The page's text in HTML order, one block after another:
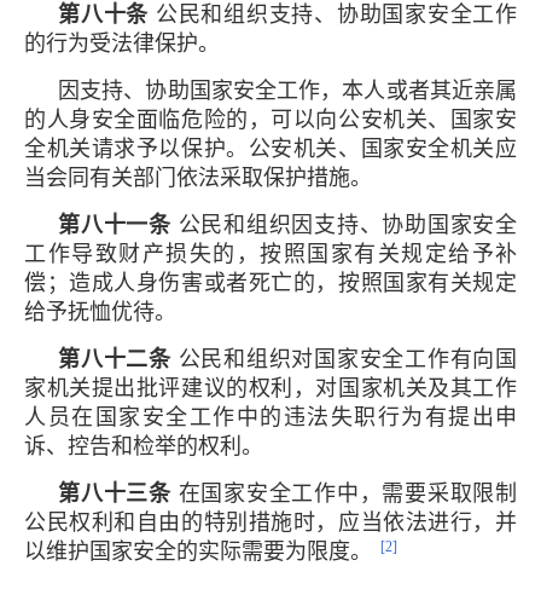
第八十条 公民和组织支持、协助国家安全工作
的行为受法律保护。
因支持、协助国家安全工作，本人或者其近亲属
的人身安全面临危险的，可以向公安机关、国家安
全机关请求予以保护。公安机关、国家安全机关应
当会同有关部门依法采取保护措施。
第八十一条 公民和组织因支持、协助国家安全
工作导致财产损失的，按照国家有关规定给予补
偿；造成人身伤害或者死亡的，按照国家有关规定
给予抚恤优待。
第八十二条 公民和组织对国家安全工作有向国
家机关提出批评建议的权利，对国家机关及其工作
人员在国家安全工作中的违法失职行为有提出申
诉、控告和检举的权利。
第八十三条 在国家安全工作中，需要采取限制
公民权利和自由的特别措施时，应当依法进行，并
以维护国家安全的实际需要为限度。
[2]